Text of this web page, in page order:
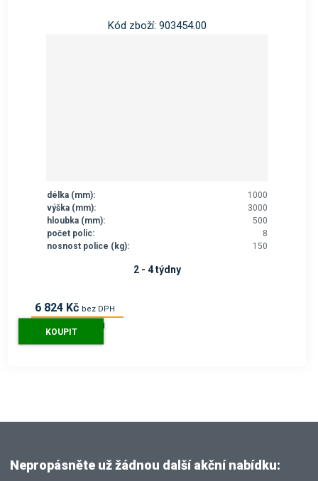
Kód zboží: 903454.00
délka (mm):
1000
výška (mm):
3000
hloubka (mm):
500
počet polic:
8
nosnost police (kg):
150
6 824 Kč bez DPH
s DPH
2 - 4 týdny
KOUPIT
Nepropásněte už žádnou další akční nabídku: